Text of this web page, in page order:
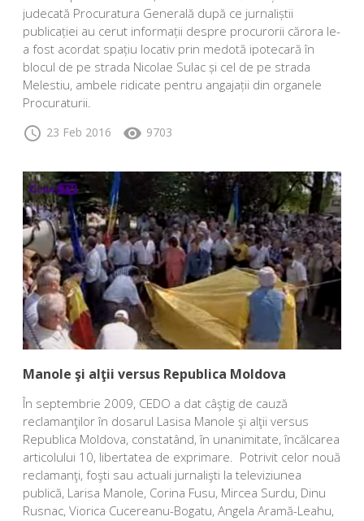
judecată Procuratura Generală după ce jurnaliștii
publicației au cerut informații despre procurorii cărora le-
a fost acordat spațiu locativ prin medotă ipotecară în
blocul de pe strada Nicolae Sulac și cel de pe strada
Melestiu, ambele ridicate pentru angajații din organele
Procuraturii.
schedule 23 Feb 2016 visibility 9703
Manole şi alţii versus Republica Moldova
În septembrie 2009, CEDO a dat câştig de cauză
reclamanţilor în dosarul Lasisa Manole şi alţii versus
Republica Moldova, constatând, în unanimitate, încălcarea
articolului 10, libertatea de exprimare. Potrivit celor nouă
reclamanţi, foşti sau actuali jurnalişti la televiziunea
publică, Larisa Manole, Corina Fusu, Mircea Surdu, Dinu
Rusnac, Viorica Cucereanu-Bogatu, Angela Aramă-Leahu,